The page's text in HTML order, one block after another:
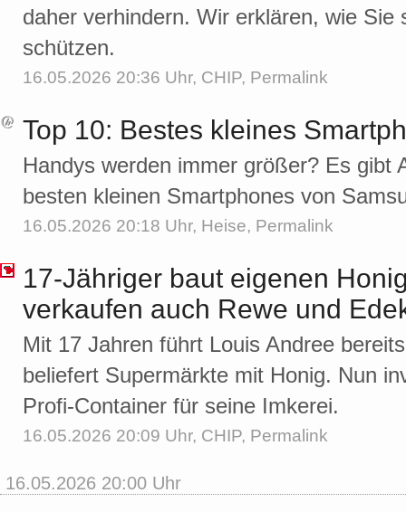
daher verhindern. Wir erklären, wie Sie
schützen.
16.05.2026 20:36 Uhr, CHIP, Permalink
Top 10: Bestes kleines
Handys werden immer größer? Es gibt
besten kleinen Smartphones von
16.05.2026 20:18 Uhr, Heise, Permalink
17-Jähriger baut eigenen
verkaufen auch Rewe und
Mit 17 Jahren führt Louis Andree
beliefert Supermärkte mit Honig. Nun
Profi-Container für seine Imkerei.
16.05.2026 20:09 Uhr, CHIP, Permalink
16.05.2026 20:00 Uhr